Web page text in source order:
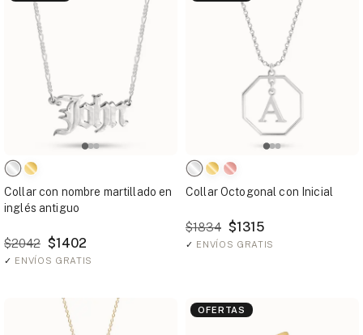
Collar con nombre martillado en
inglés antiguo
$2042 $1402
✓ ENVÍOS GRATIS
Collar Octogonal con Inicial
$1834 $1315
✓ ENVÍOS GRATIS
OFERTAS